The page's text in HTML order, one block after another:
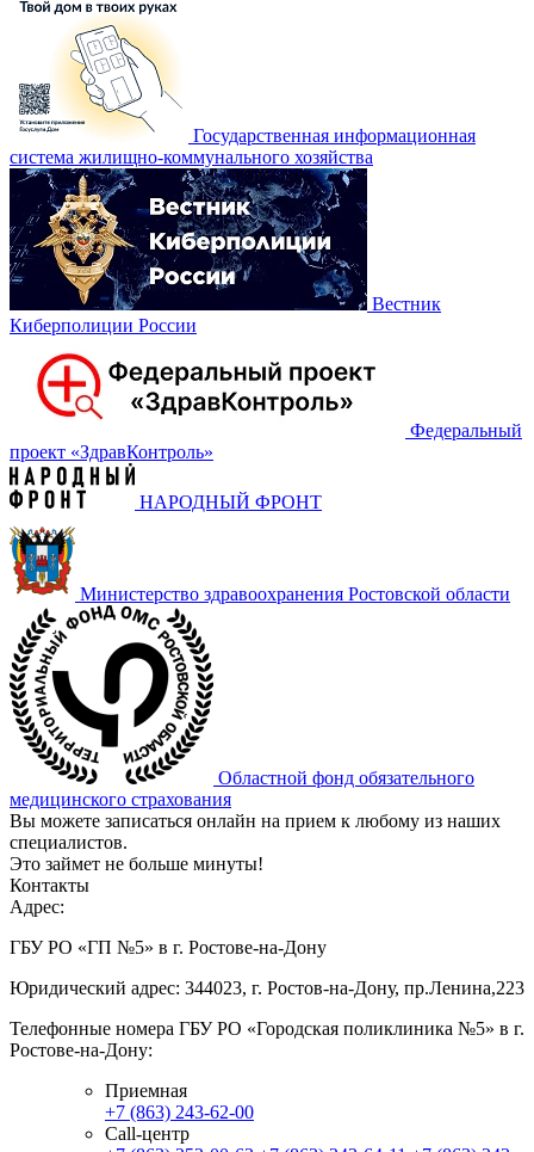
Государственная информационная
система жилищно-коммунального хозяйства
Вестник
Киберполиции России
Федеральный
проект «‎ЗдравКонтроль»
НАРОДНЫЙ ФРОНТ
Министерство здравоохранения Ростовской области
Областной фонд обязательного
медицинского страхования
Вы можете записаться онлайн на прием к любому из наших
специалистов.
Это займет не больше минуты!
Контакты
Адрес:
ГБУ РО «ГП №5» в г. Ростове-на-Дону
Юридический адрес: 344023, г. Ростов-на-Дону, пр.Ленина,223
Телефонные номера ГБУ РО «Городская поликлиника №5» в г.
Ростове-на-Дону:
Приемная
+7 (863) 243-62-00
Call-центр